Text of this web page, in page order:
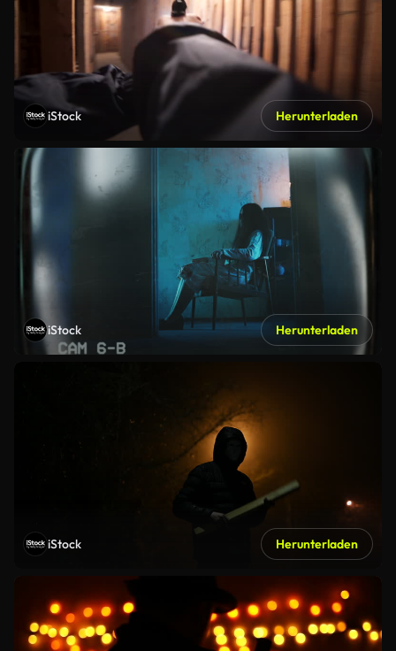
iStock Herunterladen
iStock Herunterladen
iStock Herunterladen